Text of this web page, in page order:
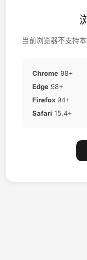
当前浏览器不支持
Chrome 98+
Edge 98+
Firefox 94+
Safari 15.4+